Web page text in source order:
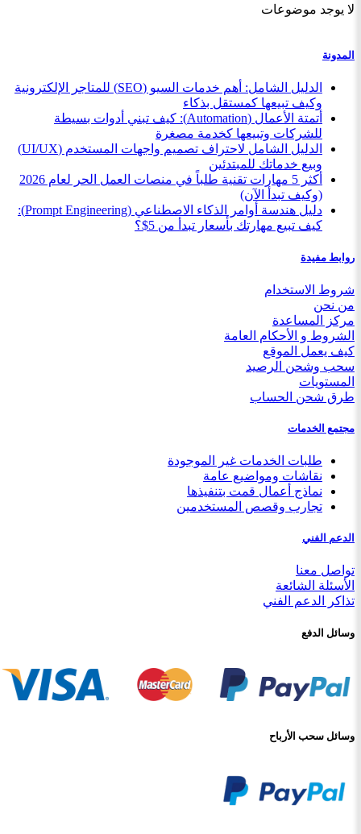
لا يوجد موضوعات
المدونة
الدليل الشامل: أهم خدمات السيو (SEO) للمتاجر الإلكترونية
وكيف تبيعها كمستقل بذكاء
أتمتة الأعمال (Automation): كيف تبني أدوات بسيطة
للشركات وتبيعها كخدمة مصغرة
الدليل الشامل لاحتراف تصميم واجهات المستخدم (UI/UX)
وبيع خدماتك للمبتدئين
أكثر 5 مهارات تقنية طلباً في منصات العمل الحر لعام 2026
(وكيف تبدأ الآن)
دليل هندسة أوامر الذكاء الاصطناعي (Prompt Engineering):
كيف تبيع مهارتك بأسعار تبدأ من 5$؟
روابط مفيدة
شروط الاستخدام
من نحن
مركز المساعدة
الشروط و الأحكام العامة
كيف يعمل الموقع
سحب وشحن الرصيد
المستويات
طرق شحن الحساب
مجتمع الخدمات
طلبات الخدمات غير الموجودة
نقاشات ومواضيع عامة
نماذج أعمال قمت بتنفيذها
تجارب وقصص المستخدمين
الدعم الفني
تواصل معنا
الأسئلة الشائعة
تذاكر الدعم الفني
وسائل الدفع
وسائل سحب الأرباح